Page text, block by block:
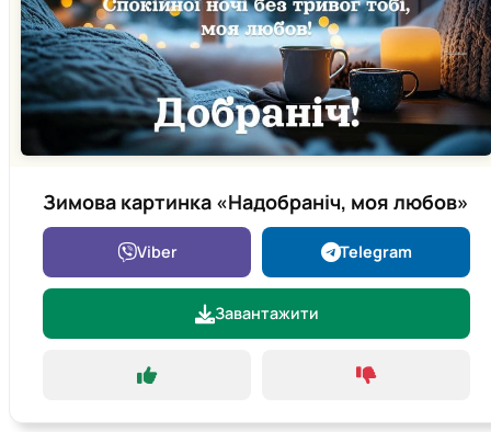
Зимова картинка «Надобраніч, моя любов»
Viber Telegram
Завантажити